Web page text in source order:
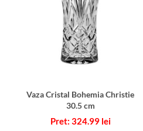
Vaza Cristal Bohemia Christie
30.5 cm
324.99 lei